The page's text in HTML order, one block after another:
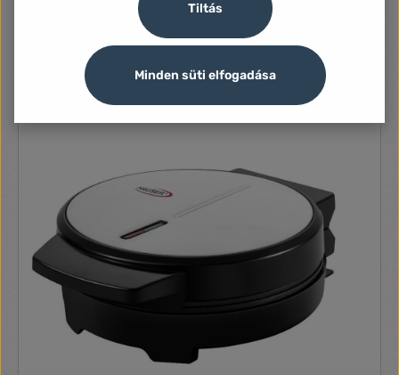
Tiltás
Minden süti elfogadása